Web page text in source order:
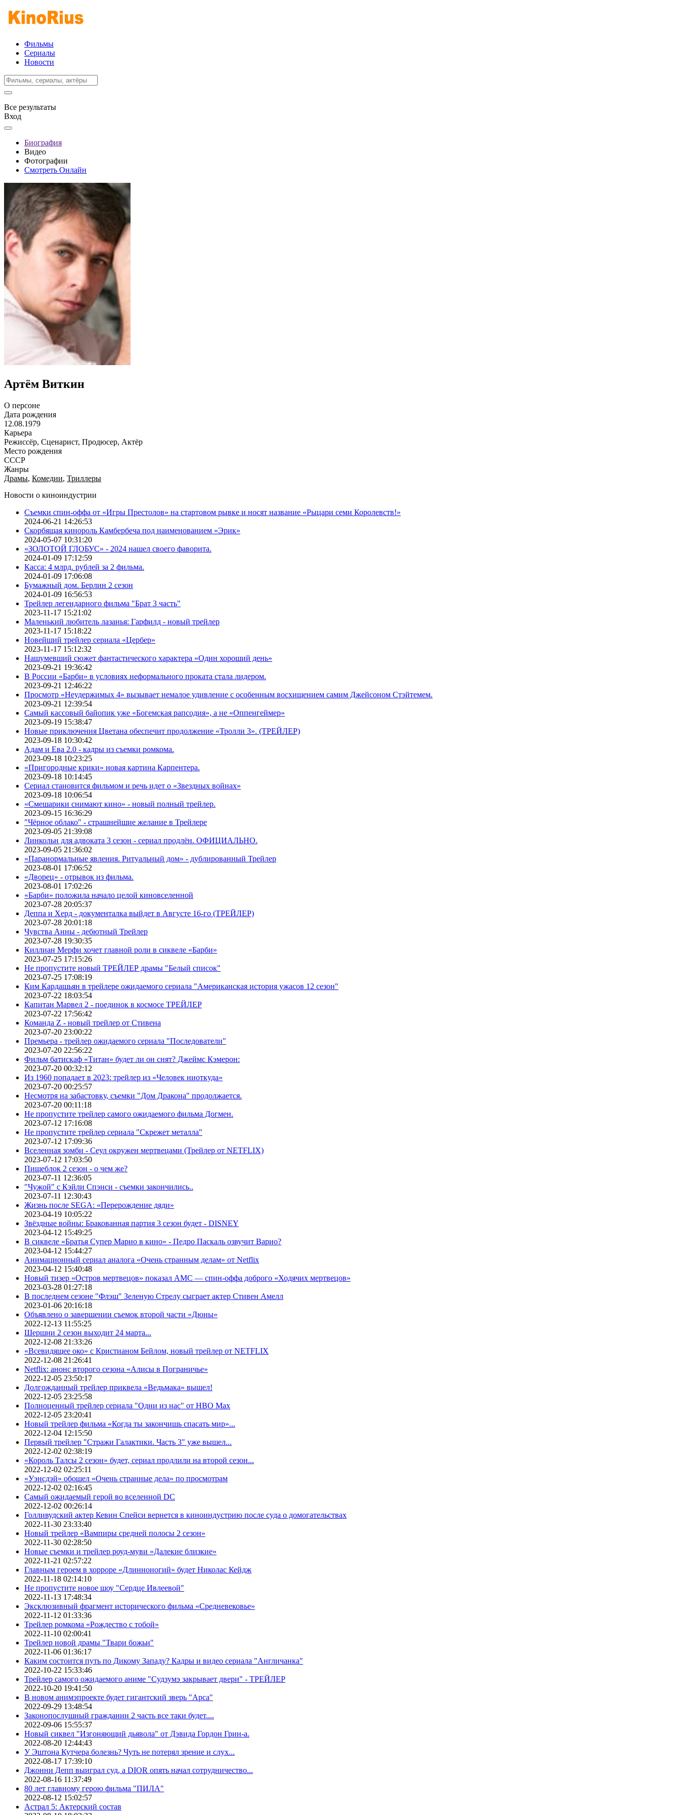
Фильмы
Сериалы
Новости
Все результаты
Вход
Биография
Видео
Фотографии
Смотреть Онлайн
Артём Виткин
О персоне
Дата рождения
12.08.1979
Карьера
Режиссёр, Сценарист, Продюсер, Актёр
Место рождения
СССР
Жанры
Драмы, Комедии, Триллеры
Новости о киноиндустрии
Съемки спин-оффа от «Игры Престолов» на стартовом рывке и носят название «Рыцари семи Королевств!»
2024-06-21 14:26:53
Скорбящая кинороль Камбербеча под наименованием «Эрик»
2024-05-07 10:31:20
«ЗОЛОТОЙ ГЛОБУС» - 2024 нашел своего фаворита.
2024-01-09 17:12:59
Касса: 4 млрд. рублей за 2 фильма.
2024-01-09 17:06:08
Бумажный дом. Берлин 2 сезон
2024-01-09 16:56:53
Трейлер легендарного фильма "Брат 3 часть"
2023-11-17 15:21:02
Маленький любитель лазанья: Гарфилд - новый трейлер
2023-11-17 15:18:22
Новейший трейлер сериала «Цербер»
2023-11-17 15:12:32
Нашумевший сюжет фантастического характера «Один хороший день»
2023-09-21 19:36:42
В России «Барби» в условиях неформального проката стала лидером.
2023-09-21 12:46:22
Просмотр «Неудержимых 4» вызывает немалое удивление с особенным восхищением самим Джейсоном Стэйтемем.
2023-09-21 12:39:54
Самый кассовый байопик уже «Богемская рапсодия», а не «Оппенгеймер»
2023-09-19 15:38:47
Новые приключения Цветана обеспечит продолжение «Тролли 3». (ТРЕЙЛЕР)
2023-09-18 10:30:42
Адам и Ева 2.0 - кадры из съемки ромкома.
2023-09-18 10:23:25
«Пригородные крики» новая картина Карпентера.
2023-09-18 10:14:45
Сериал становится фильмом и речь идет о «Звездных войнах»
2023-09-18 10:06:54
«Смешарики снимают кино» - новый полный трейлер.
2023-09-15 16:36:29
"Чёрное облако" - страшнейшие желание в Трейлере
2023-09-05 21:39:08
Линкольн для адвоката 3 сезон - сериал продлён. ОФИЦИАЛЬНО.
2023-09-05 21:36:02
«Паранормальные явления. Ритуальный дом» - дублированный Трейлер
2023-08-01 17:06:52
«Дворец» - отрывок из фильма.
2023-08-01 17:02:26
«Барби» положила начало целой киновселенной
2023-07-28 20:05:37
Деппа и Херд - документалка выйдет в Августе 16-го (ТРЕЙЛЕР)
2023-07-28 20:01:18
Чувства Анны - дебютный Трейлер
2023-07-28 19:30:35
Киллиан Мерфи хочет главной роли в сиквеле «Барби»
2023-07-25 17:15:26
Не пропустите новый ТРЕЙЛЕР драмы "Белый список"
2023-07-25 17:08:19
Ким Кардашьян в трейлере ожидаемого сериала "Американская история ужасов 12 сезон"
2023-07-22 18:03:54
Капитан Марвел 2 - поединок в космосе ТРЕЙЛЕР
2023-07-22 17:56:42
Команда Z - новый трейлер от Стивена
2023-07-20 23:00:22
Премьера - трейлер ожидаемого сериала "Последователи"
2023-07-20 22:56:22
Фильм батискаф «Титан» будет ли он снят? Джеймс Кэмерон:
2023-07-20 00:32:12
Из 1960 попадает в 2023: трейлер из «Человек ниоткуда»
2023-07-20 00:25:57
Несмотря на забастовку, съемки "Дом Дракона" продолжается.
2023-07-20 00:11:18
Не пропустите трейлер самого ожидаемого фильма Догмен.
2023-07-12 17:16:08
Не пропустите трейлер сериала "Скрежет металла"
2023-07-12 17:09:36
Вселенная зомби - Сеул окружен мертвецами (Трейлер от NETFLIX)
2023-07-12 17:03:50
Пищеблок 2 сезон - о чем же?
2023-07-11 12:36:05
"Чужой" с Кэйли Спэнси - съемки закончились..
2023-07-11 12:30:43
Жизнь после SEGA: «Перерождение дяди»
2023-04-19 10:05:22
Звёздные войны: Бракованная партия 3 сезон будет - DISNEY
2023-04-12 15:49:25
В сиквеле «Братья Супер Марио в кино» - Педро Паскаль озвучит Варио?
2023-04-12 15:44:27
Анимационный сериал аналога «Очень странным делам» от Netflix
2023-04-12 15:40:48
Новый тизер «Остров мертвецов» показал АМС — спин-оффа доброго «Ходячих мертвецов»
2023-03-28 01:27:18
В последнем сезоне "Флэш" Зеленую Стрелу сыграет актер Стивен Амелл
2023-01-06 20:16:18
Объявлено о завершении съемок второй части «Дюны»
2022-12-13 11:55:25
Шершни 2 сезон выходит 24 марта...
2022-12-08 21:33:26
«Всевидящее око» с Кристианом Бейлом, новый трейлер от NETFLIX
2022-12-08 21:26:41
Netflix: анонс второго сезона «Алисы в Пограничье»
2022-12-05 23:50:17
Долгожданный трейлер приквела «Ведьмака» вышел!
2022-12-05 23:25:58
Полноценный трейлер сериала "Одни из нас" от HBO Max
2022-12-05 23:20:41
Новый трейлер фильма «Когда ты закончишь спасать мир»...
2022-12-04 12:15:50
Первый трейлер "Стражи Галактики. Часть 3" уже вышел...
2022-12-02 02:38:19
«Король Талсы 2 сезон» будет, сериал продлили на второй сезон...
2022-12-02 02:25:11
«Уэнсдэй» обошел «Очень странные дела» по просмотрам
2022-12-02 02:16:45
Самый ожидаемый герой во вселенной DC
2022-12-02 00:26:14
Голливудский актер Кевин Спейси вернется в киноиндустрию после суда о домогательствах
2022-11-30 23:33:40
Новый трейлер «Вампиры средней полосы 2 сезон»
2022-11-30 02:28:50
Новые съемки и трейлер роуд-муви «Далекие близкие»
2022-11-21 02:57:22
Главным героем в хорроре «Длинноногий» будет Николас Кейдж
2022-11-18 02:14:10
Не пропустите новое шоу "Сердце Ивлеевой"
2022-11-13 17:48:34
Эксклюзивный фрагмент исторического фильма «Средневековье»
2022-11-12 01:33:36
Трейлер ромкома «Рождество с тобой»
2022-11-10 02:00:41
Трейлер новой драмы "Твари божьи"
2022-11-06 01:36:17
Каким состоится путь по Дикому Западу? Кадры и видео сериала "Англичанка"
2022-10-22 15:33:46
Трейлер самого ожидаемого аниме "Судзумэ закрывает двери" - ТРЕЙЛЕР
2022-10-20 19:41:50
В новом анимэпроекте будет гигантский зверь "Арса"
2022-09-29 13:48:54
Законопослушный гражданин 2 часть все таки будет....
2022-09-06 15:55:37
Новый сиквел "Изгоняющий дьявола" от Дэвида Гордон Грин-а.
2022-08-20 12:44:43
У Эштона Кутчера болезнь? Чуть не потерял зрение и слух...
2022-08-17 17:39:10
Джонни Депп выиграл суд, а DIOR опять начал сотрудничество...
2022-08-16 11:37:49
80 лет главному герою фильма "ПИЛА"
2022-08-12 15:02:57
Астрал 5: Актерский состав